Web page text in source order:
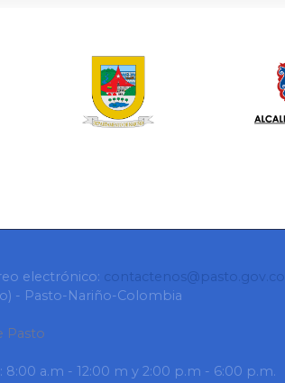
electrónico: contactenos@pasto.gov.co
- Pasto-Nariño-Colombia
Pasto
8:00 a.m - 12:00 m y 2:00 p.m - 6:00 p.m.